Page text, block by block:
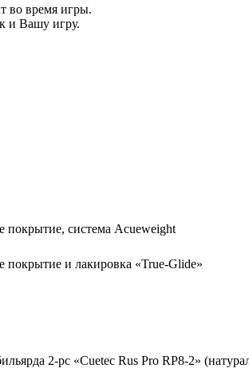
во время игры.
и Вашу игру.
покрытие, система Acueweight
покрытие и лакировка «True-Glide»
2-pc «Cuetec Rus Pro RP8-2»